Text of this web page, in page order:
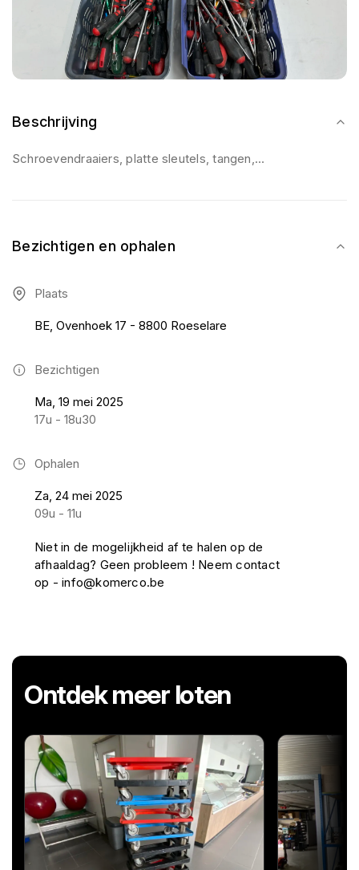
Beschrijving
Schroevendraaiers, platte sleutels, tangen,…
Bezichtigen en ophalen
Plaats
BE, Ovenhoek 17 - 8800 Roeselare
Bezichtigen
Ma, 19 mei 2025
17u - 18u30
Ophalen
Za, 24 mei 2025
09u - 11u
Niet in de mogelijkheid af te halen op de
afhaaldag? Geen probleem ! Neem contact
op - info@komerco.be
Ontdek meer loten